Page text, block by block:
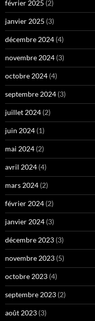
février 2025 (2)
janvier 2025 (3)
décembre 2024 (4)
novembre 2024 (3)
octobre 2024 (4)
septembre 2024 (3)
juillet 2024 (2)
juin 2024 (1)
mai 2024 (2)
avril 2024 (4)
mars 2024 (2)
février 2024 (2)
janvier 2024 (3)
décembre 2023 (3)
novembre 2023 (5)
octobre 2023 (4)
septembre 2023 (2)
août 2023 (3)